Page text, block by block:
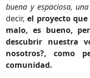
buena y espaciosa,
decir,el proyecto
malo, es bueno,
descubrir nuestra
nosotros?, como
comunidad.